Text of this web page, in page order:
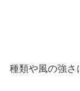
種類や風の強さ